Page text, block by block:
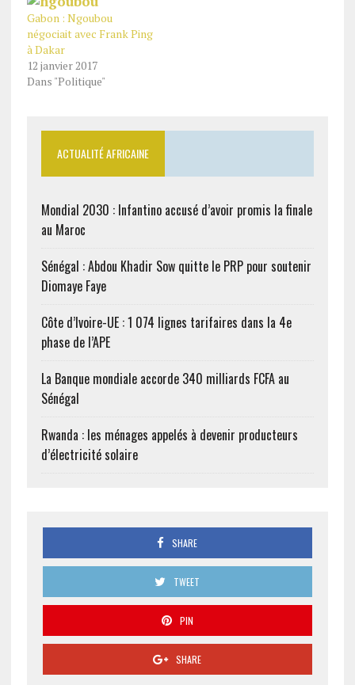
Gabon : Ngoubou
négociait avec Frank Ping
à Dakar
12 janvier 2017
Dans "Politique"
ACTUALITÉ AFRICAINE
Mondial 2030 : Infantino accusé d’avoir promis la finale
au Maroc
Sénégal : Abdou Khadir Sow quitte le PRP pour soutenir
Diomaye Faye
Côte d’Ivoire-UE : 1 074 lignes tarifaires dans la 4e
phase de l’APE
La Banque mondiale accorde 340 milliards FCFA au
Sénégal
Rwanda : les ménages appelés à devenir producteurs
d’électricité solaire
SHARE
TWEET
PIN
SHARE